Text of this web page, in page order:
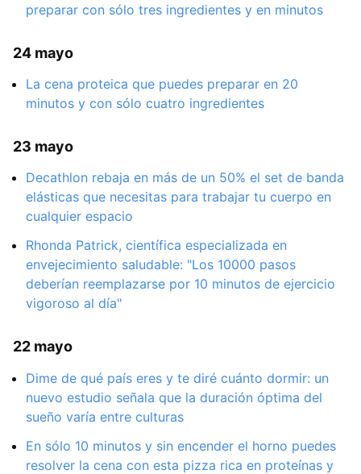
preparar con sólo tres ingredientes y en minutos
24 mayo
La cena proteica que puedes preparar en 20
minutos y con sólo cuatro ingredientes
23 mayo
Decathlon rebaja en más de un 50% el set de banda
elásticas que necesitas para trabajar tu cuerpo en
cualquier espacio
Rhonda Patrick, científica especializada en
envejecimiento saludable: "Los 10000 pasos
deberían reemplazarse por 10 minutos de ejercicio
vigoroso al día"
22 mayo
Dime de qué país eres y te diré cuánto dormir: un
nuevo estudio señala que la duración óptima del
sueño varía entre culturas
En sólo 10 minutos y sin encender el horno puedes
resolver la cena con esta pizza rica en proteínas y